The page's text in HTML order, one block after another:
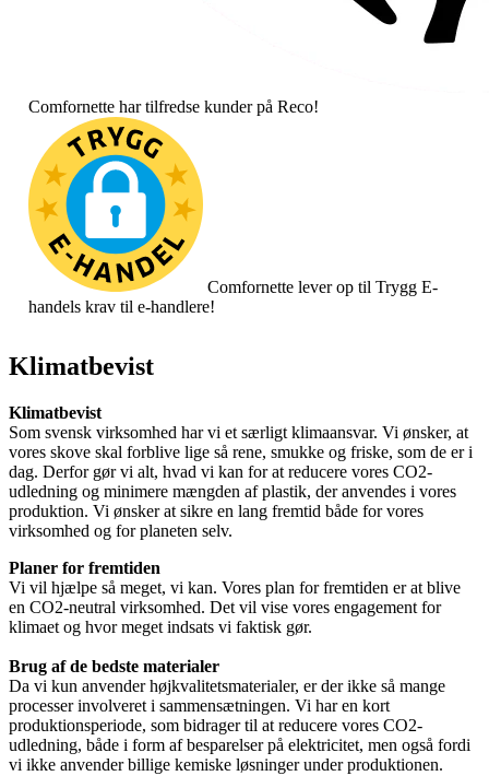
Comfornette har tilfredse kunder på Reco!
Comfornette lever op til Trygg E-
handels krav til e-handlere!
Klimatbevist
Klimatbevist
Som svensk virksomhed har vi et særligt klimaansvar. Vi ønsker, at
vores skove skal forblive lige så rene, smukke og friske, som de er i
dag. Derfor gør vi alt, hvad vi kan for at reducere vores CO2-
udledning og minimere mængden af plastik, der anvendes i vores
produktion. Vi ønsker at sikre en lang fremtid både for vores
virksomhed og for planeten selv.
Planer for fremtiden
Vi vil hjælpe så meget, vi kan. Vores plan for fremtiden er at blive
en CO2-neutral virksomhed. Det vil vise vores engagement for
klimaet og hvor meget indsats vi faktisk gør.
Brug af de bedste materialer
Da vi kun anvender højkvalitetsmaterialer, er der ikke så mange
processer involveret i sammensætningen. Vi har en kort
produktionsperiode, som bidrager til at reducere vores CO2-
udledning, både i form af besparelser på elektricitet, men også fordi
vi ikke anvender billige kemiske løsninger under produktionen.